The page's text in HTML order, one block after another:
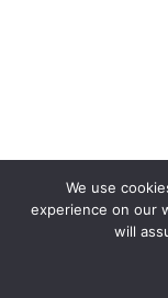
We use
experience on our
will